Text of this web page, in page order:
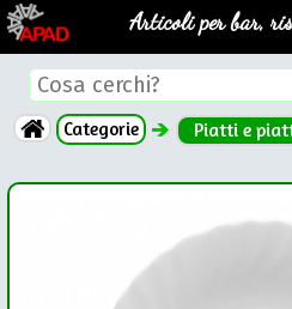
Articoli per bar,
Categorie Piatti e